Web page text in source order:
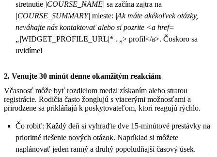
stretnutie |COURSE_NAME| sa začína zajtra na
|COURSE_SUMMARY| mieste: |Ak máte akékoľvek otázky,
neváhajte nás kontaktovať alebo si pozrite <a href=
|WIDGET_PROFILE_URL|* . „> profil</a>. Čoskoro sa
uvidíme!
2. Venujte 30 minút denne okamžitým reakciám
Včasnosť môže byť rozdielom medzi získaním alebo stratou
registrácie. Rodičia často žonglujú s viacerými možnosťami a
prirodzene sa prikláňajú k poskytovateľom, ktorí reagujú rýchlo.
Čo robiť: Každý deň si vyhraďte dve 15-minútové prestávky na
prioritné riešenie nových otázok. Napríklad si môžete
naplánovať jeden ranný a druhý popoludňajší časový úsek.